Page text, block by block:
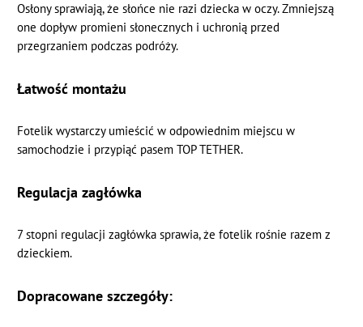
Osłony sprawiają, że słońce nie razi dziecka w oczy. Zmniejszą
one dopływ promieni słonecznych i uchronią przed
przegrzaniem podczas podróży.
Łatwość montażu
Fotelik wystarczy umieścić w odpowiednim miejscu w
samochodzie i przypiąć pasem TOP TETHER.
Regulacja zagłówka
7 stopni regulacji zagłówka sprawia, że fotelik rośnie razem z
dzieckiem.
Dopracowane szczegóły: